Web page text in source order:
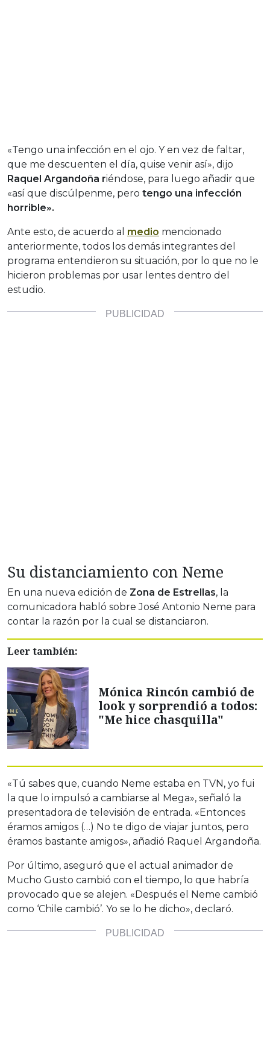
«Tengo una infección en el ojo. Y en vez de faltar,
que me descuenten el día, quise venir así», dijo
Raquel Argandoña riéndose, para luego añadir que
«así que discúlpenme, pero tengo una infección
horrible».
Ante esto, de acuerdo al medio mencionado
anteriormente, todos los demás integrantes del
programa entendieron su situación, por lo que no le
hicieron problemas por usar lentes dentro del
estudio.
Su distanciamiento con Neme
En una nueva edición de Zona de Estrellas, la
comunicadora habló sobre José Antonio Neme para
contar la razón por la cual se distanciaron.
Leer también:
Mónica Rincón cambió de
look y sorprendió a todos:
"Me hice chasquilla"
«Tú sabes que, cuando Neme estaba en TVN, yo fui
la que lo impulsó a cambiarse al Mega», señaló la
presentadora de televisión de entrada. «Entonces
éramos amigos (…) No te digo de viajar juntos, pero
éramos bastante amigos», añadió Raquel Argandoña.
Por último, aseguró que el actual animador de
Mucho Gusto cambió con el tiempo, lo que habría
provocado que se alejen. «Después el Neme cambió
como ‘Chile cambió’. Yo se lo he dicho», declaró.